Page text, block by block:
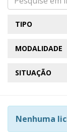
TIPO
MODALIDADE
SITUAÇÃO
Nenhuma